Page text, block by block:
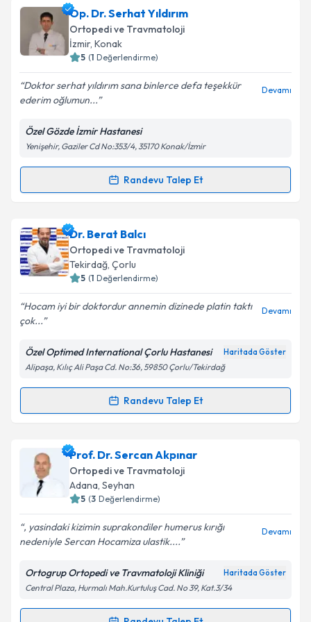
Takvim Talebini Gönder
Op. Dr. Ali Onur Tirelioğluiçin randevu takvimi
talebi oluşturun. Size bu uzmandan randevu almanız
için bir takvim hazırlandığında e-posta ile
bilgilendireceğiz.
E-posta Adresiniz
Kişisel verilerimin işlenmesine ilişkin
Metni'ni okudum ve kişisel verilerimin belirtilen
kapsamda işlenmesini kabul ediyorum.
Op. Dr. Serhat Yıldırım
Ortopedi ve Travmatoloji
İzmir, Konak
5 (1 Değerlendirme)
Doktor serhat yıldırım sana binlerce defa teşekkür
ederim oğlumun...
Devamı
Özel Gözde İzmir Hastanesi
Yenişehir, Gaziler Cd No:353/4, 35170 Konak/İzmir
Randevu Talep Et
Randevu Takvimi Talebi
Op. Dr. Serhat Yıldırım
oluşturun. Size bu uzmandan randevu almanız için bir
takvim hazırlandığında e-posta ile bilgilendireceğiz.
Kişisel verilerimin işlenmesine ilişkin
Aydınlatma
Metni'ni okudum ve kişisel verilerimin belirtilen
kapsamda işlenmesini kabul ediyorum.
Dr. Berat Balcı
Ortopedi ve Travmatoloji
Tekirdağ, Çorlu
5 (1 Değerlendirme)
Hocam iyi bir doktordur annemin dizinede platin taktı
çok...
Devamı
Özel Optimed International Çorlu Hastanesi Haritada Göster
Alipaşa, Kılıç Ali Paşa Cd. No:36, 59850 Çorlu/Tekirdağ
Randevu Talep Et
Randevu Takvimi Talebi
Dr. Berat Balcıiçin randevu takvimi talebi oluşturun.
Size bu uzmandan randevu almanız için bir takvim
hazırlandığında e-posta ile bilgilendireceğiz.
Kişisel verilerimin işlenmesine ilişkin
Aydınlatma
Metni'ni okudum ve kişisel verilerimin belirtilen
kapsamda işlenmesini kabul ediyorum.
Prof. Dr. Sercan Akpınar
Ortopedi ve Travmatoloji
Adana, Seyhan
5 (3 Değerlendirme)
, yasindaki kizimin suprakondiler humerus kırığı
nedeniyle Sercan Hocamiza ulastik....
Devamı
Ortogrup Ortopedi ve Travmatoloji Kliniği Haritada Göster
Central Plaza, Hurmalı Mah.Kurtuluş Cad. No 39, Kat.3/34